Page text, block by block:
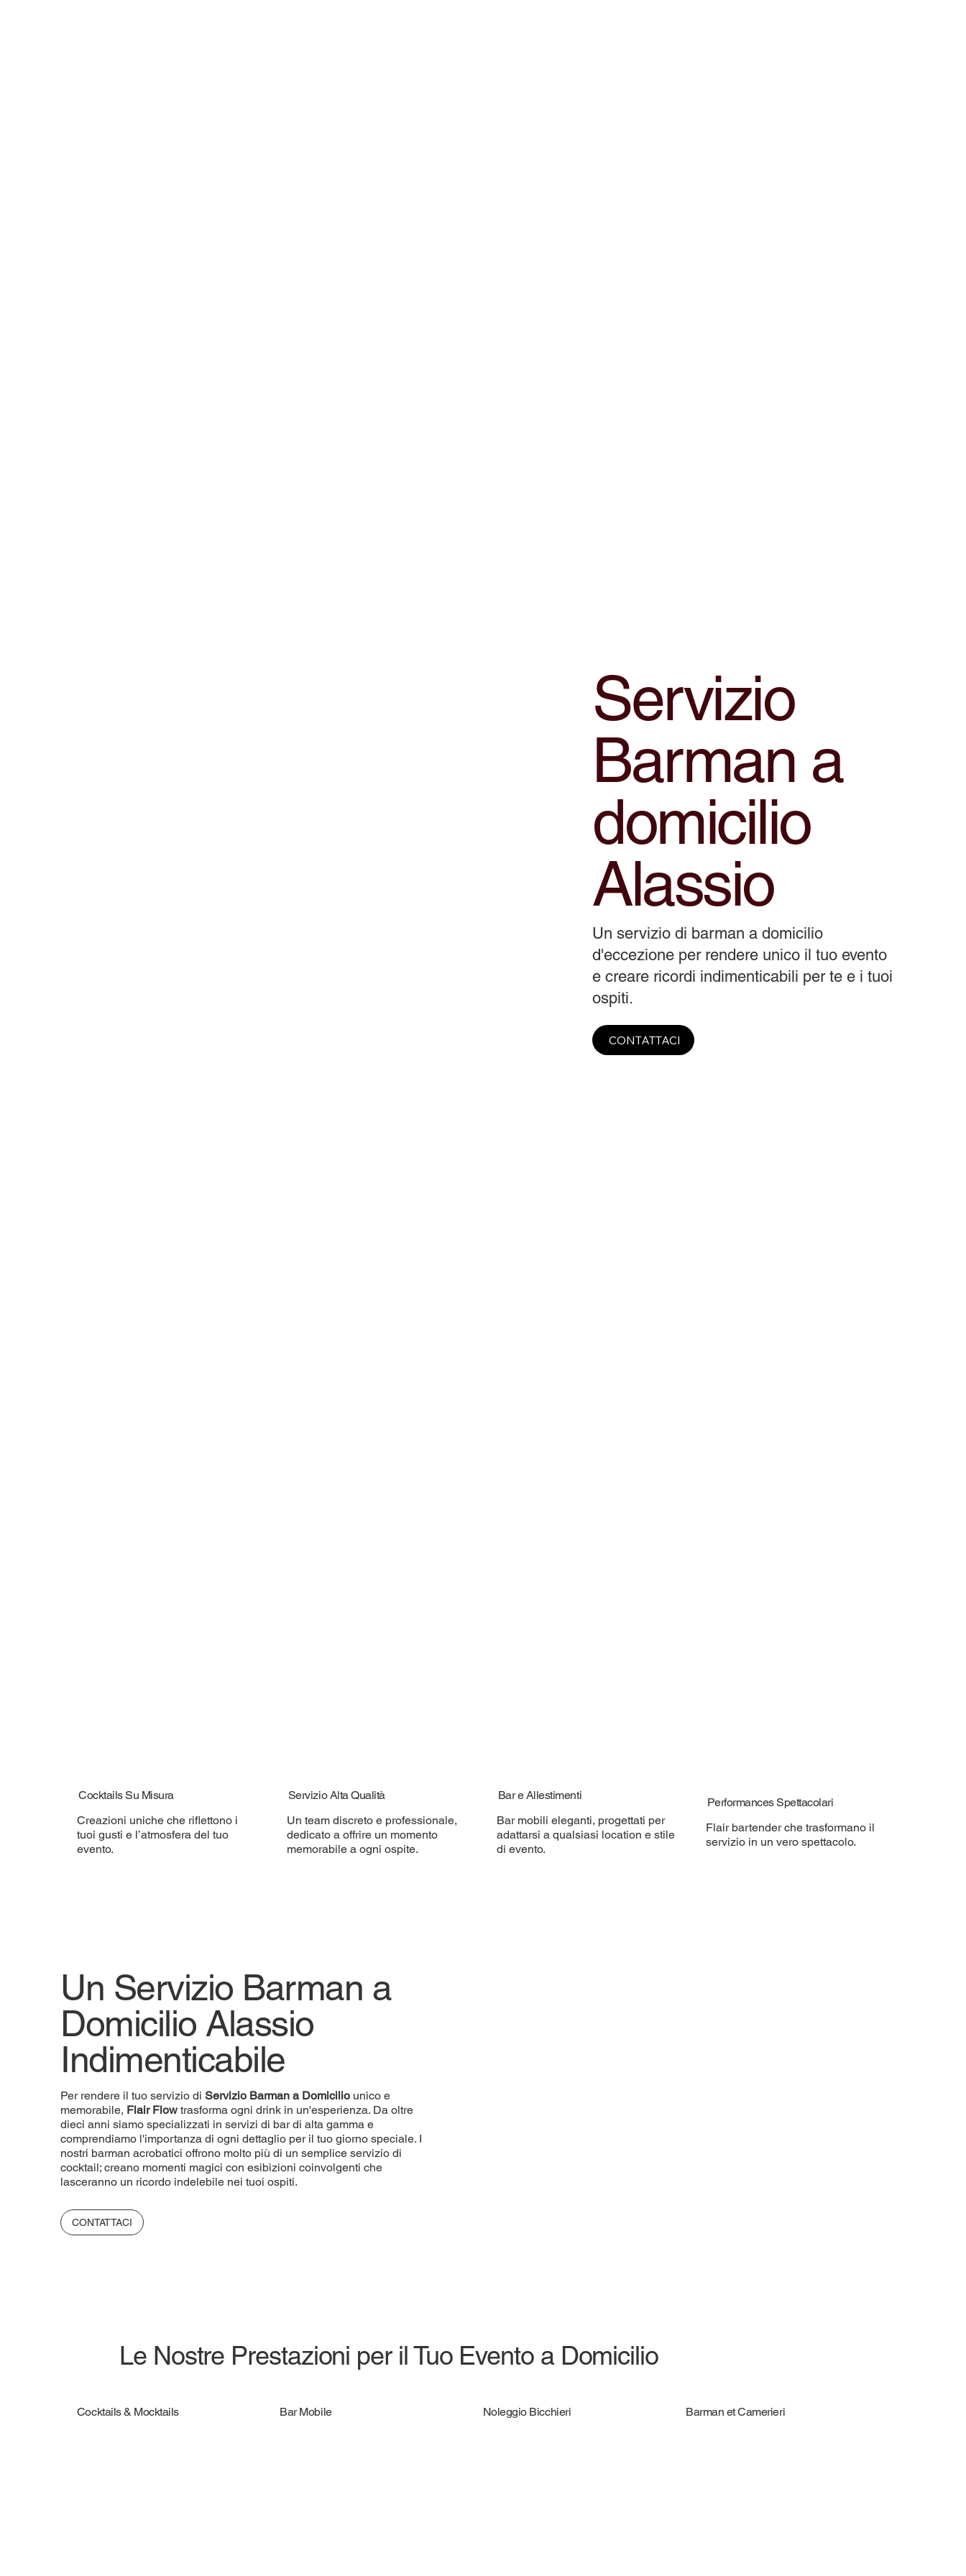
Servizio
Barman a
domicilio
Alassio
Un servizio di barman a domicilio
d'eccezione per rendere unico il tuo evento
e creare ricordi indimenticabili per te e i tuoi
ospiti.
CONTATTACI
Cocktails Su Misura
Creazioni uniche che riflettono i
tuoi gusti e l’atmosfera del tuo
evento.
Servizio Alta Qualità
Un team discreto e professionale,
dedicato a offrire un momento
memorabile a ogni ospite.
Bar e Allestimenti
Bar mobili eleganti, progettati per
adattarsi a qualsiasi location e stile
di evento.
Performances Spettacolari
Flair bartender che trasformano il
servizio in un vero spettacolo.
Un Servizio Barman a
Domicilio Alassio
Indimenticabile
Per rendere il tuo servizio di Servizio Barman a Domicilio unico e
memorabile, Flair Flow trasforma ogni drink in un'esperienza. Da oltre
dieci anni siamo specializzati in servizi di bar di alta gamma e
comprendiamo l'importanza di ogni dettaglio per il tuo giorno speciale. I
nostri barman acrobatici offrono molto più di un semplice servizio di
cocktail; creano momenti magici con esibizioni coinvolgenti che
lasceranno un ricordo indelebile nei tuoi ospiti.
CONTATTACI
Le Nostre Prestazioni per il Tuo Evento a Domicilio
Cocktails & Mocktails Bar Mobile Noleggio Bicchieri Barman et Camerieri